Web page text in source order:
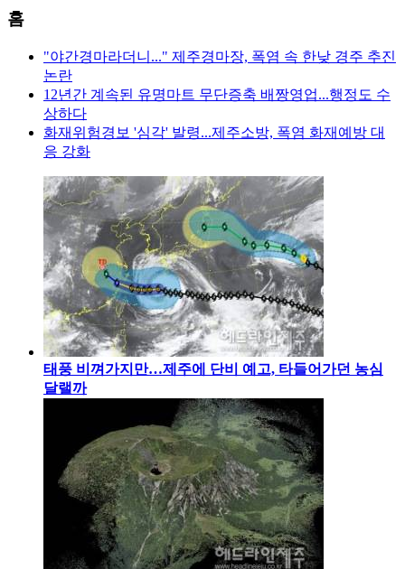
홈
"야간경마라더니..." 제주경마장, 폭염 속 한낮 경주 추진
논란
12년간 계속된 유명마트 무단증축 배짱영업...행정도 수
상하다
화재위험경보 '심각' 발령...제주소방, 폭염 화재예방 대
응 강화
태풍 비껴가지만…제주에 단비 예고, 타들어가던 농심
달랠까